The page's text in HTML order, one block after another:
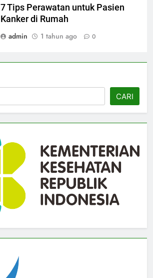
7 Tips Perawatan untuk Pasien
Kanker di Rumah
admin
1 tahun ago 0
CARI